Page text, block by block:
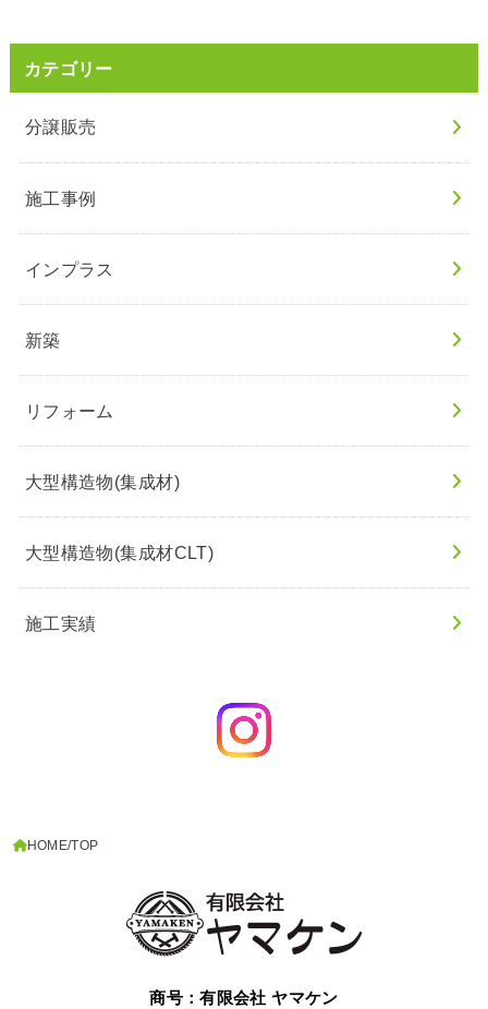
カテゴリー
分譲販売
施工事例
インプラス
新築
リフォーム
大型構造物(集成材)
大型構造物(集成材CLT)
施工実績
HOME TOP
商号：有限会社 ヤマケン